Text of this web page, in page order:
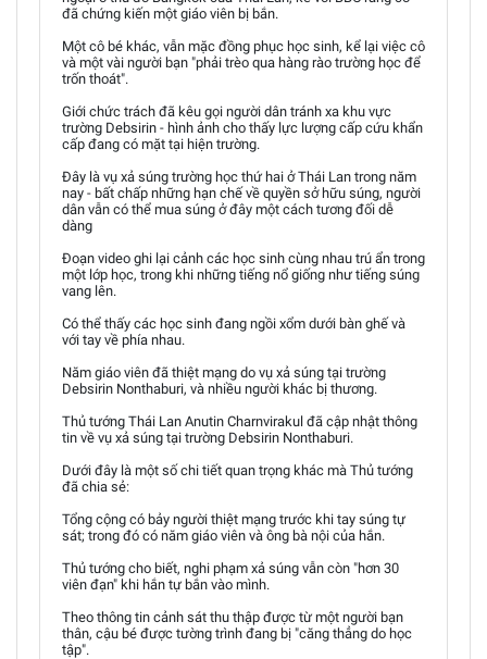
đã chứng kiến một giáo viên bị bắn.
Một cô bé khác, vẫn mặc đồng phục học sinh, kể lại việc cô
và một vài người bạn "phải trèo qua hàng rào trường học để
trốn thoát".
Giới chức trách đã kêu gọi người dân tránh xa khu vực
trường Debsirin - hình ảnh cho thấy lực lượng cấp cứu khẩn
cấp đang có mặt tại hiện trường.
Đây là vụ xả súng trường học thứ hai ở Thái Lan trong năm
nay - bất chấp những hạn chế về quyền sở hữu súng, người
dân vẫn có thể mua súng ở đây một cách tương đối dễ
dàng
Đoạn video ghi lại cảnh các học sinh cùng nhau trú ẩn trong
một lớp học, trong khi những tiếng nổ giống như tiếng súng
vang lên.
Có thể thấy các học sinh đang ngồi xổm dưới bàn ghế và
với tay về phía nhau.
Năm giáo viên đã thiệt mạng do vụ xả súng tại trường
Debsirin Nonthaburi, và nhiều người khác bị thương.
Thủ tướng Thái Lan Anutin Charnvirakul đã cập nhật thông
tin về vụ xả súng tại trường Debsirin Nonthaburi.
Dưới đây là một số chi tiết quan trọng khác mà Thủ tướng
đã chia sẻ:
Tổng cộng có bảy người thiệt mạng trước khi tay súng tự
sát; trong đó có năm giáo viên và ông bà nội của hắn.
Thủ tướng cho biết, nghi phạm xả súng vẫn còn "hơn 30
viên đạn" khi hắn tự bắn vào mình.
Theo thông tin cảnh sát thu thập được từ một người bạn
thân, cậu bé được tường trình đang bị "căng thẳng do học
tập".